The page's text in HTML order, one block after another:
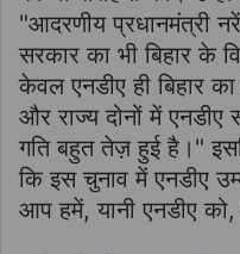
"आदरणीय प्रधानमंत्री
सरकार का भी बिहार के
केवल एनडीए ही बिहार
और राज्य दोनों में
गति बहुत तेज़ हुई है।"
कि इस चुनाव में एनडीए
आप हमें, यानी एनडीए